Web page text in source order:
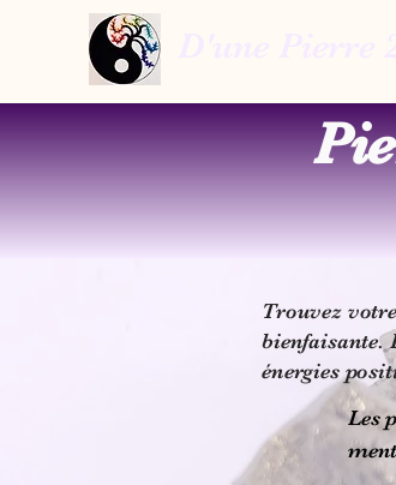
Trouvez
bienfaisante.
énergies
Les